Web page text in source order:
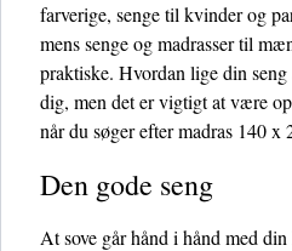
farverige, senge til kvinder og
mens senge og madrasser til
praktiske. Hvordan lige din
dig, men det er vigtigt at være
når du søger efter madras 140 x
Den gode seng
At sove går hånd i hånd med